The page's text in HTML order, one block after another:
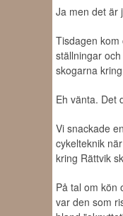
Ja men det är
Tisdagen kom
ställningar
skogarna
Eh vänta. Det
Vi snackade
cykelteknik
kring Rättvik
På tal om kön
var den som